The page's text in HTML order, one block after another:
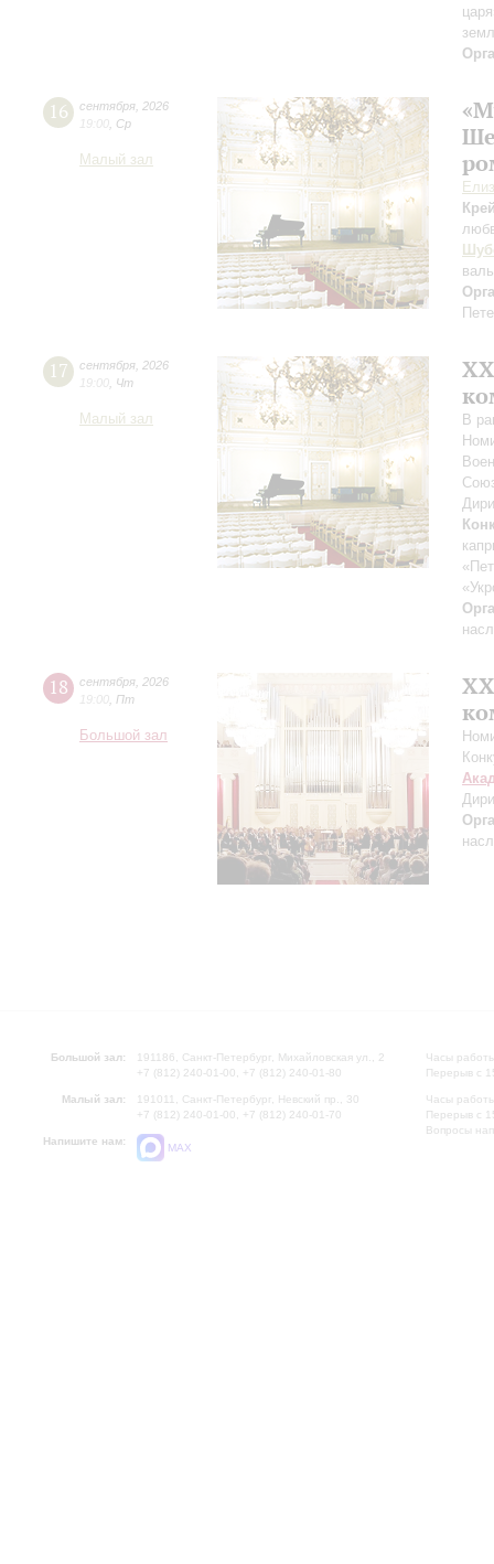
16 сентября 2026
19:00 Ср
Малый зал
17 сентября 2026
19:00 Чт
Малый зал
В
18 сентября 2026
19:00 Пт
Большой зал
Большой зал:
191186, Санкт-Петербург, Михайловская ул., 2
+7 (812) 240-01-00, +7 (812) 240-01-80
Малый зал:
191011, Санкт-Петербург, Невский пр., 30
+7 (812) 240-01-00, +7 (812) 240-01-70
Напишите нам:
MAX
Часы
Перерыв с
Часы
Перерыв с
Вопросы